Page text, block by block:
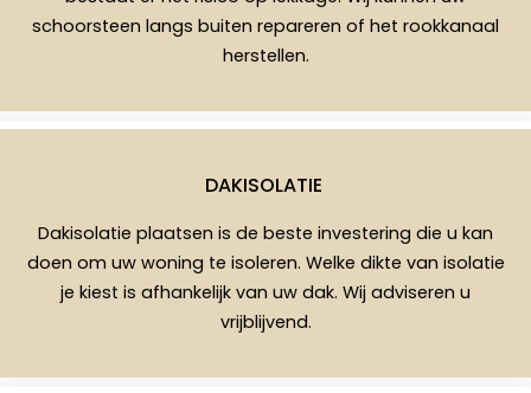
schoorsteen langs buiten repareren of het rookkanaal
herstellen.
DAKISOLATIE
Dakisolatie plaatsen is de beste investering die u kan
doen om uw woning te isoleren. Welke dikte van isolatie
je kiest is afhankelijk van uw dak. Wij adviseren u
vrijblijvend.